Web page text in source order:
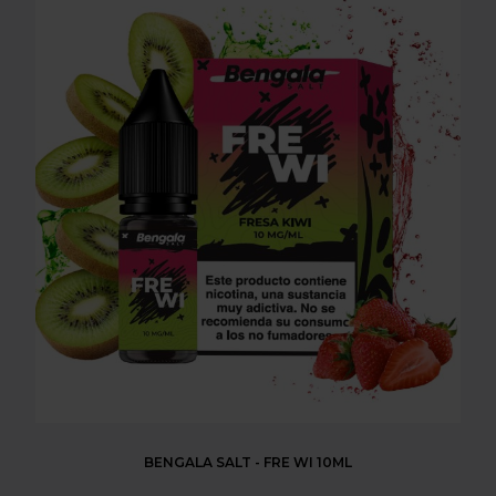
BENGALA SALT - FRE WI 10ML